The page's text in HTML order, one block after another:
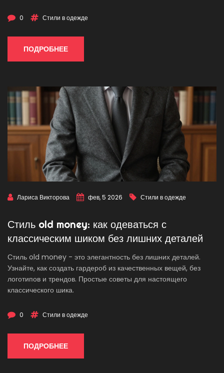
0 Стили в одежде
ПОДРОБНЕЕ
Лариса Викторова фев, 5 2026 Стили в одежде
Стиль old money: как одеваться с
классическим шиком без лишних деталей
Стиль old money - это элегантность без лишних деталей.
Узнайте, как создать гардероб из качественных вещей, без
логотипов и трендов. Простые советы для настоящего
классического шика.
0 Стили в одежде
ПОДРОБНЕЕ